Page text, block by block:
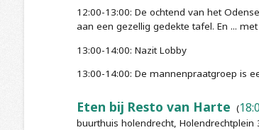
12:00-13:00: De ochtend van het
aan een gezellig gedekte tafel. En ...
13:00-14:00: Nazit Lobby
13:00-14:00: De mannenpraatgroep is
Eten bij Resto van Harte (
buurthuis holendrecht,